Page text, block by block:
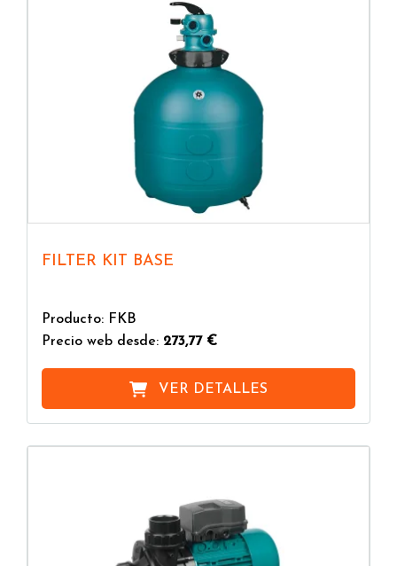
FILTER KIT BASE
Producto: FKB
Precio web desde: 273,77 €
VER DETALLES